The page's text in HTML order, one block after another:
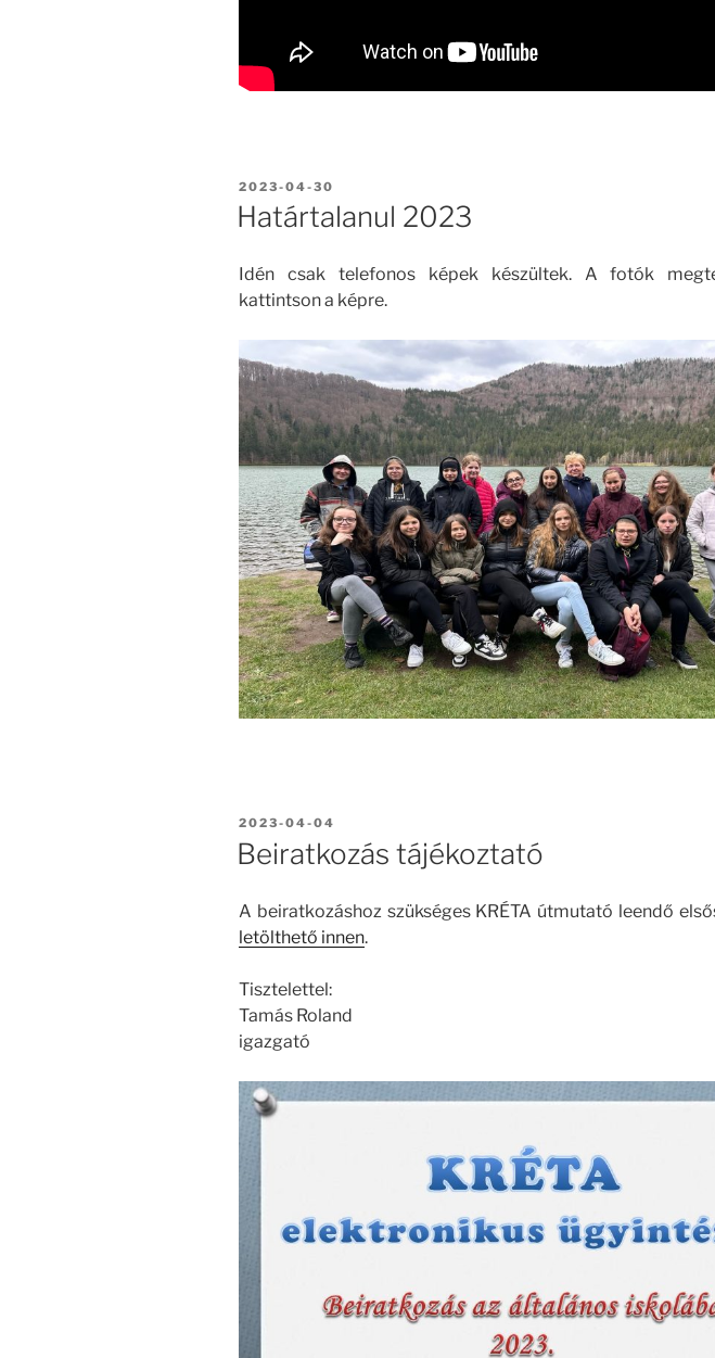
BEKÜLDVE:
2023-04-30
Határtalanul 2023
Idén csak telefonos képek készültek. A fotók
kattintson a képre.
BEKÜLDVE:
2023-04-04
Beiratkozás tájékoztató
A beiratkozáshoz szükséges KRÉTA útmutató leendő
letölthető innen.
Tisztelettel:
Tamás Roland
igazgató